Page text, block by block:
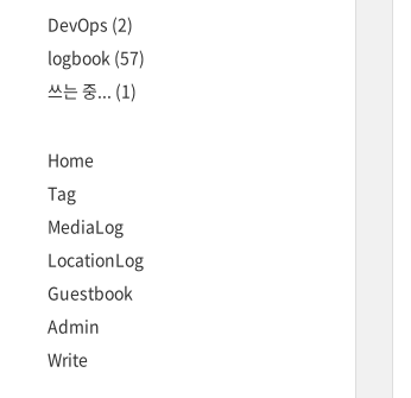
DevOps (2)
logbook (57)
쓰는 중... (1)
Home
Tag
MediaLog
LocationLog
Guestbook
Admin
Write